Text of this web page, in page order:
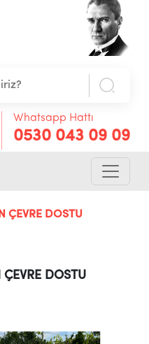
Whatsapp Hattı
0530 043 09 09
ÇEVRE DOSTU
ÇEVRE DOSTU